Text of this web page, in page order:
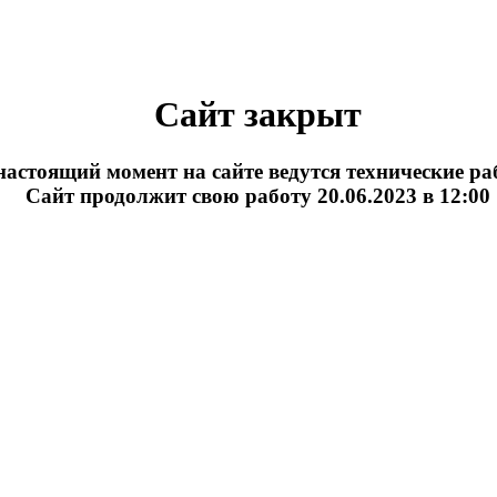
Сайт закрыт
момент на сайте ведутся технические
Сайт продолжит свою работу 20.06.2023 в 12:00